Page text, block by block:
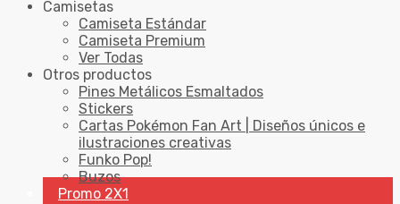
Camisetas
Camiseta Estándar
Camiseta Premium
Ver Todas
Otros productos
Pines Metálicos Esmaltados
Stickers
Cartas Pokémon Fan Art | Diseños únicos e
ilustraciones creativas
Funko Pop!
Buzos
Promo 2X1